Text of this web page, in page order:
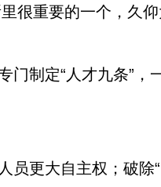
很重要的一个，久
制定“人才九条”，
员更大自主权；破